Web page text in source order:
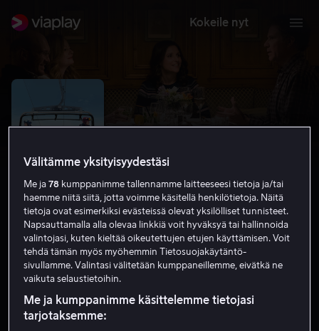
Kokeile nyt
Downhill
4.9 Draama Komedia
HD
Välitämme yksityisyydestäsi
Me ja78 kumppanimme tallennamme laitteeseesi tietoja ja/tai
haemme niitä siitä, jotta voimme käsitellä henkilötietoja. Näitä
tietoja ovat esimerkiksi evästeissä olevat yksilölliset tunnisteet.
Napsauttamalla alla olevaa linkkiä voit hyväksyä tai hallinnoida
valintojasi, kuten kieltää oikeutettujen etujen käyttämisen. Voit
tehdä tämän myös myöhemmin Tietosuojakäytäntö-
sivullamme. Valintasi välitetään kumppaneillemme, eivätkä ne
vaikuta selaustietoihin.
Me ja kumppanimme käsittelemme tietojasi
tarjotaksemme: